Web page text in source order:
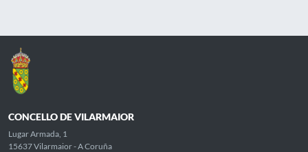
CONCELLO DE VILARMAIOR
Lugar Armada, 1
15637 Vilarmaior - A Coruña